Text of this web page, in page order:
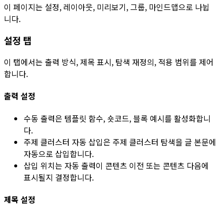
이 페이지는 설정, 레이아웃, 미리보기, 그룹, 마인드맵으로 나뉩
니다.
설정 탭
이 탭에서는 출력 방식, 제목 표시, 탐색 재정의, 적용 범위를 제어
합니다.
출력 설정
수동 출력은 템플릿 함수, 숏코드, 블록 예시를 활성화합니
다.
주제 클러스터 자동 삽입은 주제 클러스터 탐색을 글 본문에
자동으로 삽입합니다.
삽입 위치는 자동 출력이 콘텐츠 이전 또는 콘텐츠 다음에
표시될지 결정합니다.
제목 설정